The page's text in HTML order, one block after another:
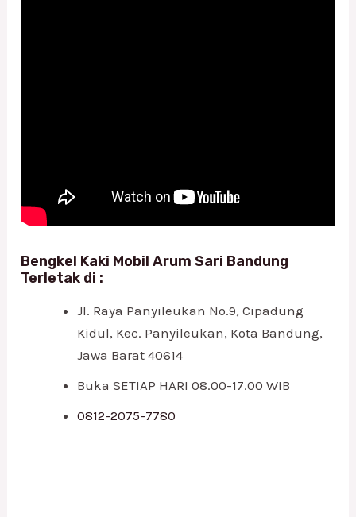
Bengkel Kaki Mobil Arum Sari Bandung
Terletak di :
Jl. Raya Panyileukan No.9, Cipadung
Kidul, Kec. Panyileukan, Kota Bandung,
Jawa Barat 40614
Buka SETIAP HARI 08.00-17.00 WIB
0812-2075-7780